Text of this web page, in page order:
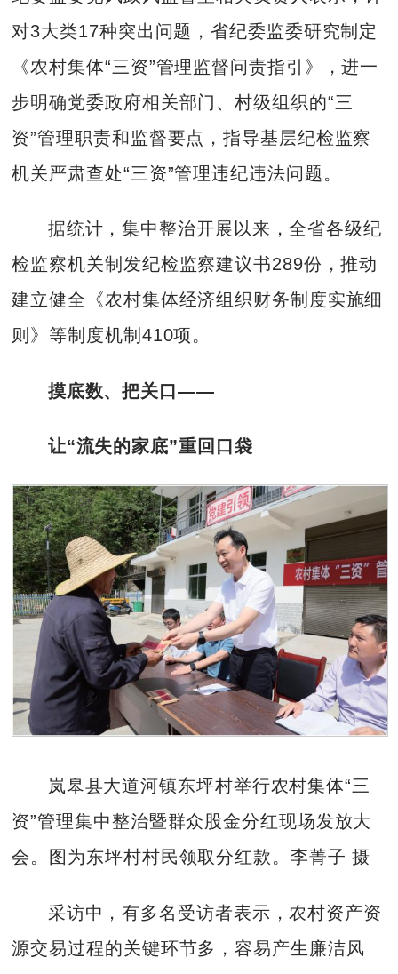
对3大类17种突出问题，省纪委监委研究制定
《农村集体“三资”管理监督问责指引》，进一
步明确党委政府相关部门、村级组织的“三
资”管理职责和监督要点，指导基层纪检监察
机关严肃查处“三资”管理违纪违法问题。
据统计，集中整治开展以来，全省各级纪
检监察机关制发纪检监察建议书289份，推动
建立健全《农村集体经济组织财务制度实施细
则》等制度机制410项。
摸底数、把关口——
让“流失的家底”重回口袋
岚皋县大道河镇东坪村举行农村集体“三
资”管理集中整治暨群众股金分红现场发放大
会。图为东坪村村民领取分红款。李菁子 摄
采访中，有多名受访者表示，农村资产资
源交易过程的关键环节多，容易产生廉洁风